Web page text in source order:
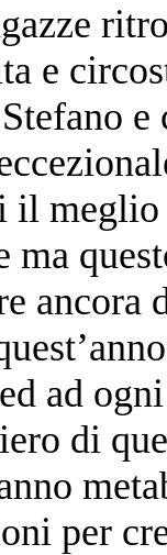
e
e
meglio
ma
ancora
ad
di
per